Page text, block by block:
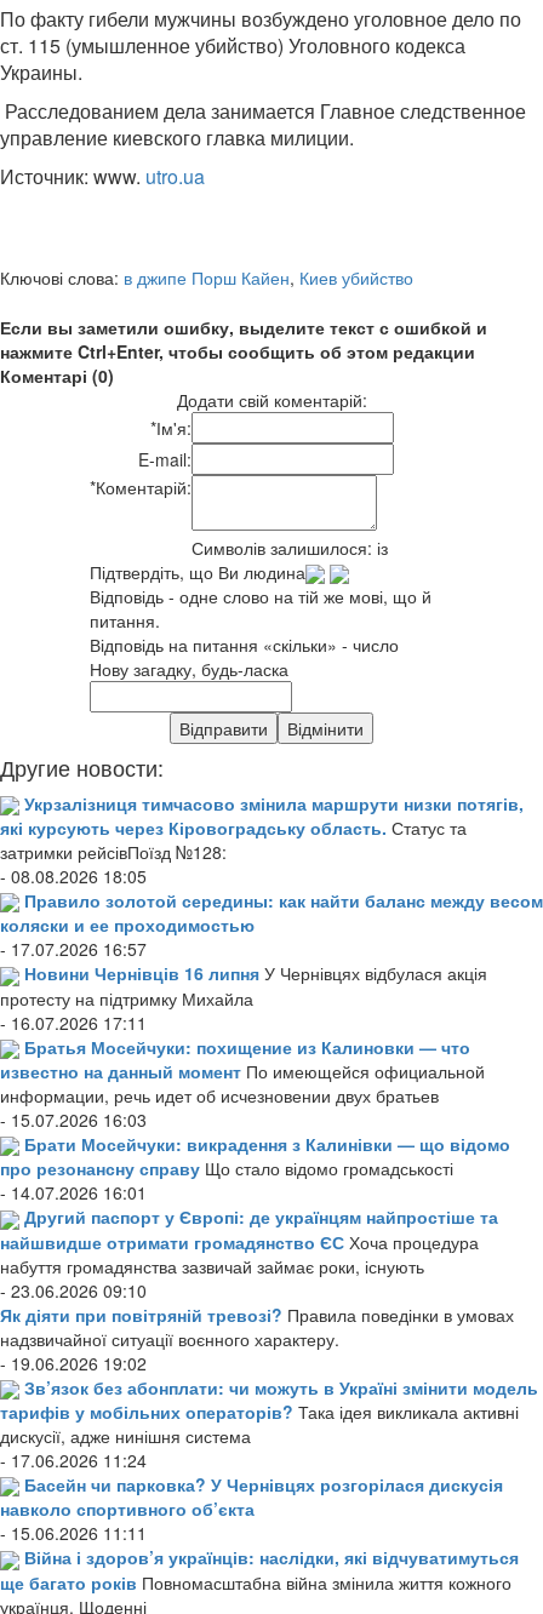
По факту гибели мужчины возбуждено уголовное дело по
ст. 115 (умышленное убийство) Уголовного кодекса
Украины.
Расследованием дела занимается Главное следственное
управление киевского главка милиции.
Источник: www. utro.ua
Ключові слова: в джипе Порш Кайен, Киев убийство
Если вы заметили ошибку, выделите текст с ошибкой и
нажмите Ctrl+Enter, чтобы сообщить об этом редакции
Коментарі (0)
Додати свій коментарій:
*Ім'я:
E-mail:
*Коментарій:
Символів залишилося: із
Підтвердіть, що Ви людина
Відповідь - одне слово на тій же мові, що й
питання.
Відповідь на питання «скільки» - число
Нову загадку, будь-ласка
Другие новости:
Укрзалізниця тимчасово змінила маршрути низки потягів,
які курсують через Кіровоградську область. Статус та
затримки рейсівПоїзд №128:
- 08.08.2026 18:05
Правило золотой середины: как найти баланс между весом
коляски и ее проходимостью
- 17.07.2026 16:57
Новини Чернівців 16 липня У Чернівцях відбулася акція
протесту на підтримку Михайла
- 16.07.2026 17:11
Братья Мосейчуки: похищение из Калиновки — что
известно на данный момент По имеющейся официальной
информации, речь идет об исчезновении двух братьев
- 15.07.2026 16:03
Брати Мосейчуки: викрадення з Калинівки — що відомо
про резонансну справу Що стало відомо громадськості
- 14.07.2026 16:01
Другий паспорт у Європі: де українцям найпростіше та
найшвидше отримати громадянство ЄС Хоча процедура
набуття громадянства зазвичай займає роки, існують
- 23.06.2026 09:10
Як діяти при повітряній тревозі? Правила поведінки в умовах
надзвичайної ситуації воєнного характеру.
- 19.06.2026 19:02
Зв’язок без абонплати: чи можуть в Україні змінити модель
тарифів у мобільних операторів? Така ідея викликала активні
дискусії, адже нинішня система
- 17.06.2026 11:24
Басейн чи парковка? У Чернівцях розгорілася дискусія
навколо спортивного об’єкта
- 15.06.2026 11:11
Війна і здоров’я українців: наслідки, які відчуватимуться
ще багато років Повномасштабна війна змінила життя кожного
українця. Щоденні